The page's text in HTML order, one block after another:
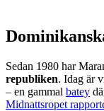
Sedan 1980 har
republiken. Idag är
– en gammal batey
Midnattsropet